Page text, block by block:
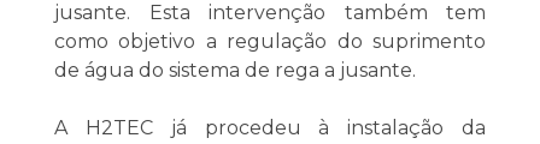
jusante. Esta intervenção também tem
como objetivo a regulação do suprimento
de água do sistema de rega a jusante.
A H2TEC já procedeu à instalação da